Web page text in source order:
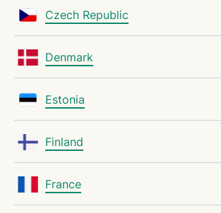
Czech Republic
Denmark
Estonia
Finland
France